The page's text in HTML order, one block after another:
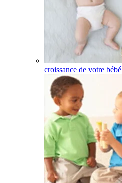
croissance de votre bébé